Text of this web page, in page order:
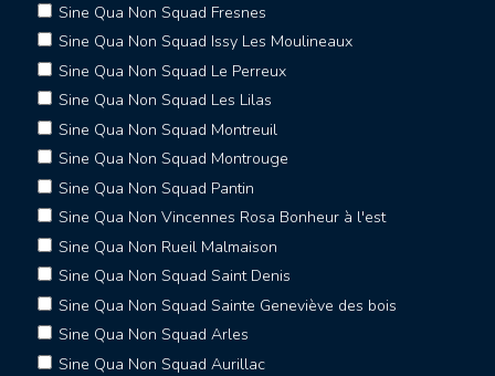
Sine Qua Non Squad Fresnes
Sine Qua Non Squad Issy Les Moulineaux
Sine Qua Non Squad Le Perreux
Sine Qua Non Squad Les Lilas
Sine Qua Non Squad Montreuil
Sine Qua Non Squad Montrouge
Sine Qua Non Squad Pantin
Sine Qua Non Vincennes Rosa Bonheur à l'est
Sine Qua Non Rueil Malmaison
Sine Qua Non Squad Saint Denis
Sine Qua Non Squad Sainte Geneviève des bois
Sine Qua Non Squad Arles
Sine Qua Non Squad Aurillac